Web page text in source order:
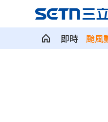
即時 颱風